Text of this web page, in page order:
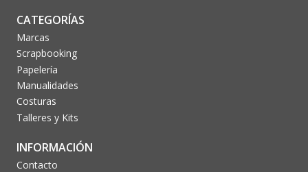
CATEGORÍAS
Marcas
Scrapbooking
Papelería
Manualidades
Costuras
Talleres y Kits
INFORMACIÓN
Contacto